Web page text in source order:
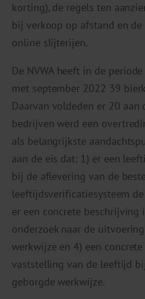
korting), de regels ten
bij verkoop op afstand en
online slijterijen.
De NVWA heeft in de
met september 2022 39
Daarvan voldeden er 20 aan
bedrijven werd een
als belangrijkste
aan de eis dat: 1) er een
bij de aflevering van de
leeftijdsverificatiesysteem
er een concrete beschrijving
onderzoek naar de
werkwijze en 4) een
vaststelling van de leeftijd
geborgde werkwijze.